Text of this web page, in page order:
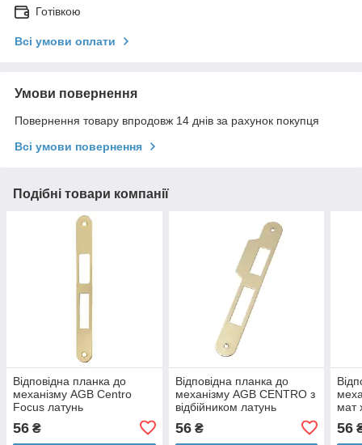
Готівкою
Всі умови оплати
Умови повернення
Повернення товару впродовж 14 днів за рахунок покупця
Всі умови повернення
Подібні товари компанії
Відповідна планка до
механізму AGB Centro
Focus латунь
56 ₴
Відповідна планка до
механізму AGB CENTRO з
відбійником латунь
56₴
мат
56